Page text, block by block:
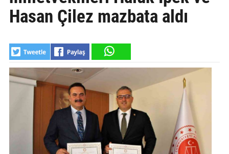
YAŞAM
BELEDİYELER
SAĞLIK
SİYASET
EĞİTİM
GALERİ
Hasan Çilez mazbata aldı